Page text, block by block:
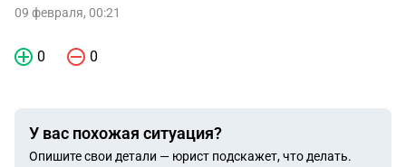
09 февраля, 00:21
0 0
У вас похожая ситуация?
Опишите свои детали — юрист подскажет, что делать.